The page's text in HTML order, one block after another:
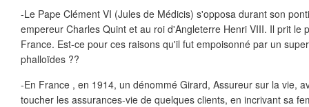
-Le Pape Clément VI (Jules de Médicis) s'opposa durant son
empereur Charles Quint et au roi d'Angleterre Henri VIII. Il prit le
France. Est-ce pour ces raisons qu'il fut empoisonné par un
phalloïdes ??
-En France , en 1914, un dénommé Girard, Assureur sur la vie,
toucher les assurances-vie de quelques clients, en incrivant sa